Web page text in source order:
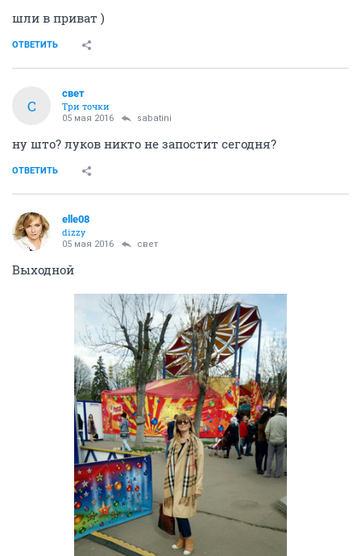
шли в приват )
ОТВЕТИТЬ
С
свет
Три точки
05 мая 2016 sabatini
ну што? луков никто не запостит сегодня?
ОТВЕТИТЬ
elle08
dizzy
05 мая 2016 свет
Выходной